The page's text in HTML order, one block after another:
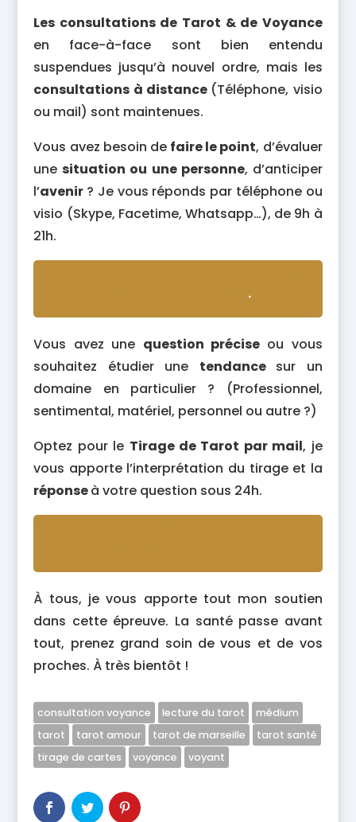
Les consultations de Tarot & de Voyance
en face-à-face sont bien entendu
suspendues jusqu’à nouvel ordre, mais les
consultations à distance (Téléphone, visio
ou mail) sont maintenues.
Vous avez besoin de faire le point, d’évaluer
unesituation ou une personne, d’anticiper
l’avenir ? Je vous réponds par téléphone ou
visio (Skype, Facetime, Whatsapp…), de 9h à
21h.
.
Vous avez une question préciseou vous
souhaitez étudier une tendance sur un
domaine en particulier ? (Professionnel,
sentimental, matériel, personnel ou autre ?)
Optez pour le Tirage de Tarot par mail, je
vous apporte l’interprétation du tirage et la
réponseà votre question sous 24h.
À tous, je vous apporte tout mon soutien
dans cette épreuve. La santé passe avant
tout, prenez grand soin de vous et de vos
proches. À très bientôt !
consultation voyance lecture du tarot
médium
tarot
tarot amour tarot de marseille
tarot santé
tirage de cartes
voyance voyant